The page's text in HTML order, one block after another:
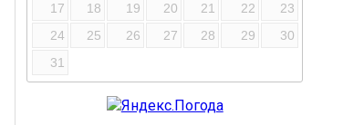
17
18 19 20 21 22
23
24
25 26 27 28 29
30
31